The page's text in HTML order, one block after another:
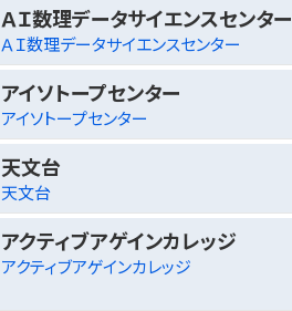
ＡＩ数理データサイエンスセンター
ＡＩ数理データサイエンスセンター
アイソトープセンター
アイソトープセンター
天文台
天文台
アクティブアゲインカレッジ
アクティブアゲインカレッジ